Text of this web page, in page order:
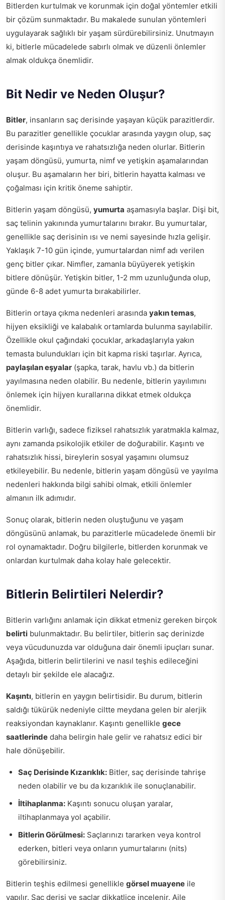
Bitlerden kurtulmak ve korunmak için doğal yöntemler etkili
bir çözüm sunmaktadır. Bu makalede sunulan yöntemleri
uygulayarak sağlıklı bir yaşam sürdürebilirsiniz. Unutmayın
ki, bitlerle mücadelede sabırlı olmak ve düzenli önlemler
almak oldukça önemlidir.
Bit Nedir ve Neden Oluşur?
Bitler, insanların saç derisinde yaşayan küçük parazitlerdir.
Bu parazitler genellikle çocuklar arasında yaygın olup, saç
derisinde kaşıntıya ve rahatsızlığa neden olurlar. Bitlerin
yaşam döngüsü, yumurta, nimf ve yetişkin aşamalarından
oluşur. Bu aşamaların her biri, bitlerin hayatta kalması ve
çoğalması için kritik öneme sahiptir.
Bitlerin yaşam döngüsü, yumurta aşamasıyla başlar. Dişi bit,
saç telinin yakınında yumurtalarını bırakır. Bu yumurtalar,
genellikle saç derisinin ısı ve nemi sayesinde hızla gelişir.
Yaklaşık 7-10 gün içinde, yumurtalardan nimf adı verilen
genç bitler çıkar. Nimfler, zamanla büyüyerek yetişkin
bitlere dönüşür. Yetişkin bitler, 1-2 mm uzunluğunda olup,
günde 6-8 adet yumurta bırakabilirler.
Bitlerin ortaya çıkma nedenleri arasında yakın temas,
hijyen eksikliği ve kalabalık ortamlarda bulunma sayılabilir.
Özellikle okul çağındaki çocuklar, arkadaşlarıyla yakın
temasta bulundukları için bit kapma riski taşırlar. Ayrıca,
paylaşılan eşyalar (şapka, tarak, havlu vb.) da bitlerin
yayılmasına neden olabilir. Bu nedenle, bitlerin yayılımını
önlemek için hijyen kurallarına dikkat etmek oldukça
önemlidir.
Bitlerin varlığı, sadece fiziksel rahatsızlık yaratmakla kalmaz,
aynı zamanda psikolojik etkiler de doğurabilir. Kaşıntı ve
rahatsızlık hissi, bireylerin sosyal yaşamını olumsuz
etkileyebilir. Bu nedenle, bitlerin yaşam döngüsü ve yayılma
nedenleri hakkında bilgi sahibi olmak, etkili önlemler
almanın ilk adımıdır.
Sonuç olarak, bitlerin neden oluştuğunu ve yaşam
döngüsünü anlamak, bu parazitlerle mücadelede önemli bir
rol oynamaktadır. Doğru bilgilerle, bitlerden korunmak ve
onlardan kurtulmak daha kolay hale gelecektir.
Bitlerin Belirtileri Nelerdir?
Bitlerin varlığını anlamak için dikkat etmeniz gereken birçok
belirti bulunmaktadır. Bu belirtiler, bitlerin saç derinizde
veya vücudunuzda var olduğuna dair önemli ipuçları sunar.
Aşağıda, bitlerin belirtilerini ve nasıl teşhis edileceğini
detaylı bir şekilde ele alacağız.
Kaşıntı, bitlerin en yaygın belirtisidir. Bu durum, bitlerin
saldığı tükürük nedeniyle ciltte meydana gelen bir alerjik
reaksiyondan kaynaklanır. Kaşıntı genellikle gece
saatlerinde daha belirgin hale gelir ve rahatsız edici bir
hale dönüşebilir.
Saç Derisinde Kızarıklık: Bitler, saç derisinde tahrişe
neden olabilir ve bu da kızarıklık ile sonuçlanabilir.
İltihaplanma: Kaşıntı sonucu oluşan yaralar,
iltihaplanmaya yol açabilir.
Bitlerin Görülmesi: Saçlarınızı tararken veya kontrol
ederken, bitleri veya onların yumurtalarını (nits)
görebilirsiniz.
Bitlerin teşhis edilmesi genellikle görsel muayene ile
yapılır. Saç derisi ve saçlar dikkatlice incelenir. Aile